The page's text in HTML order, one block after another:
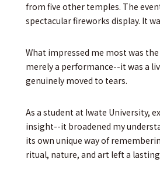
from five other temples. The
spectacular fireworks display. It
What impressed me most was
merely a performance--it was a
genuinely moved to tears.
As a student at Iwate University,
insight--it broadened my
its own unique way of
ritual, nature, and art left a